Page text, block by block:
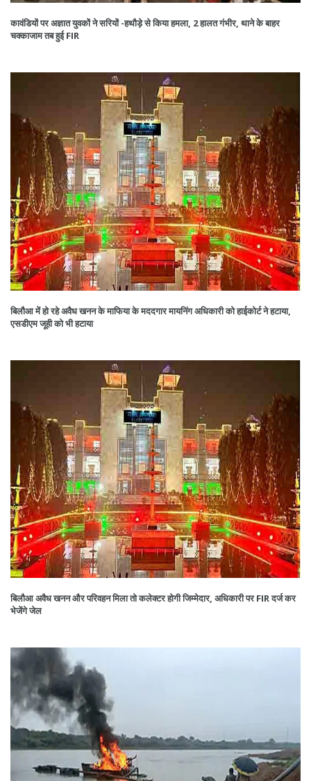
कावंडियों पर अज्ञात युवकों ने सरियों -हथौड़े से किया हमला, 2 हालत गंभीर, थाने के बाहर
चक्काजाम तब हुई FIR
बिलौआ में हो रहे अवैध खनन के माफिया के मददगार मायनिंग अधिकारी को हाईकोर्ट ने हटाया,
एसडीएम जूही को भी हटाया
बिलौआ अवैध खनन और परिवहन मिला तो कलेक्टर होगी जिम्मेदार, अधिकारी पर FIR दर्ज कर
भेजेंगे जेल